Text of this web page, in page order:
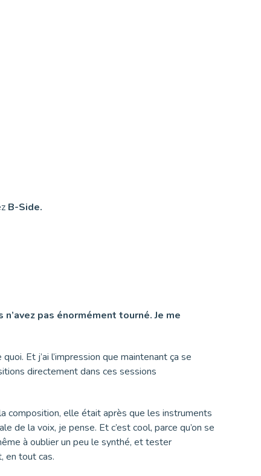
B-Side.
pas énormément tourné. Je me
Et j’ai l’impression que maintenant ça se
directement dans ces sessions
composition, elle était après que les instruments
de la voix, je pense. Et c’est cool, parce qu’on se
à oublier un peu le synthé, et tester
en tout cas.